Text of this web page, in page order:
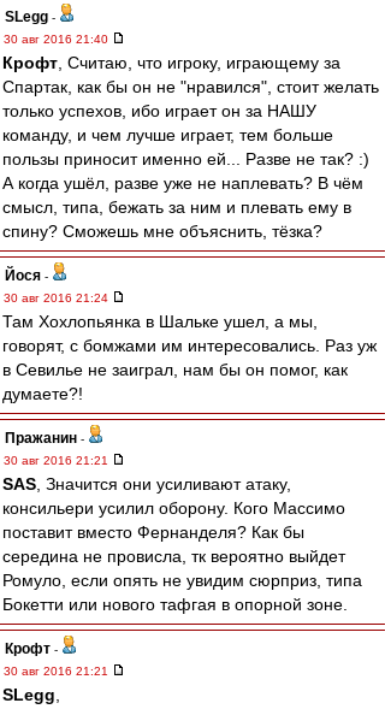
SLegg -
30 авг 2016 21:40
Крофт , Считаю, что игроку, играющему за
Спартак, как бы он не "нравился", стоит желать
только успехов, ибо играет он за НАШУ
команду, и чем лучше играет, тем больше
пользы приносит именно ей... Разве не так? :)
А когда ушёл, разве уже не наплевать? В чём
смысл, типа, бежать за ним и плевать ему в
спину? Сможешь мне объяснить, тёзка?
Йося -
30 авг 2016 21:24
Там Хохлопьянка в Шальке ушел, а мы,
говорят, с бомжами им интересовались. Раз уж
в Севилье не заиграл, нам бы он помог, как
думаете?!
Пражанин -
30 авг 2016 21:21
SAS , Значится они усиливают атаку,
консильери усилил оборону. Кого Массимо
поставит вместо Фернанделя? Как бы
середина не провисла, тк вероятно выйдет
Ромуло, если опять не увидим сюрприз, типа
Бокетти или нового тафгая в опорной зоне.
Крофт -
30 авг 2016 21:21
SLegg